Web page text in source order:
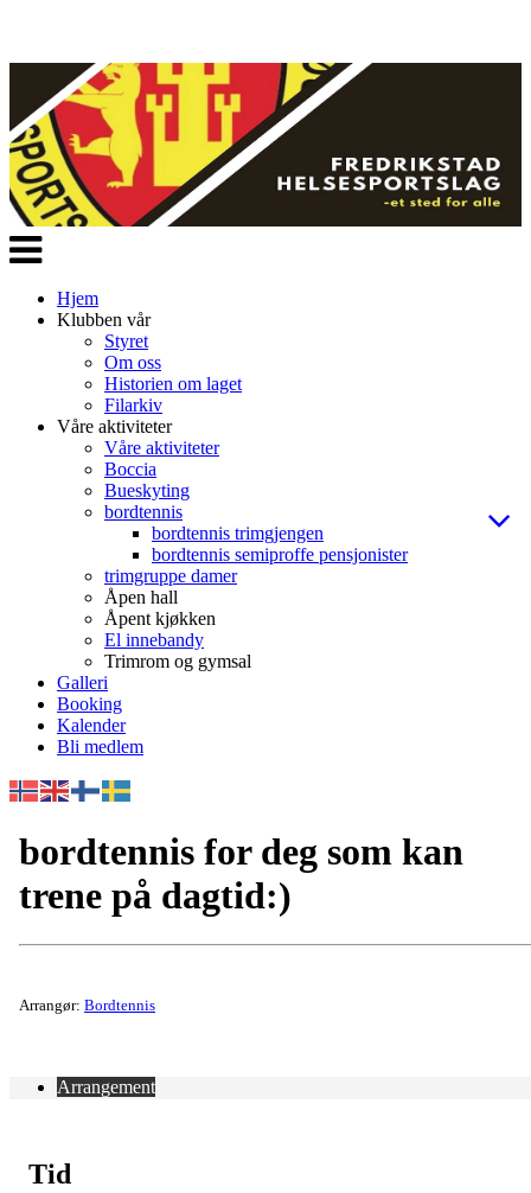
Veksle
navigasjon
Hjem
Klubben vår
Styret
Om oss
Historien om laget
Filarkiv
Våre aktiviteter
Våre aktiviteter
Boccia
Bueskyting
bordtennis
bordtennis trimgjengen
bordtennis semiproffe pensjonister
trimgruppe damer
Åpen hall
Åpent kjøkken
El innebandy
Trimrom og gymsal
Galleri
Booking
Kalender
Bli medlem
bordtennis for deg som kan
trene på dagtid:)
Arrangør: Bordtennis
Arrangement
Tid